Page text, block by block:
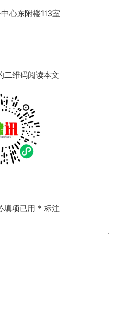
心东附楼113室
二维码阅读本文
填项已用 * 标注